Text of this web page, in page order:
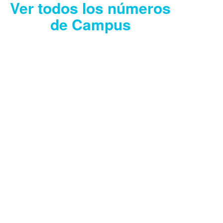
Ver todos los números
de Campus